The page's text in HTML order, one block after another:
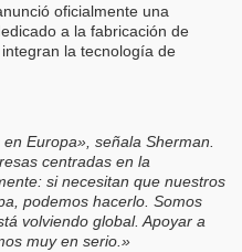
oficialmente una
a la fabricación de
la tecnología de
Europa», señala Sherman.
centradas en la
si necesitan que nuestros
podemos hacerlo. Somos
volviendo global. Apoyar a
muy en serio.»